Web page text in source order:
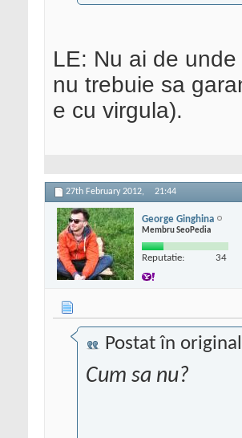
LE: Nu ai de
nu trebuie sa
e cu virgula).
27th February 2012, 21:44
George Ginghina
Membru SeoPedia
Reputatie: 34
Postat în
Cum sa nu?